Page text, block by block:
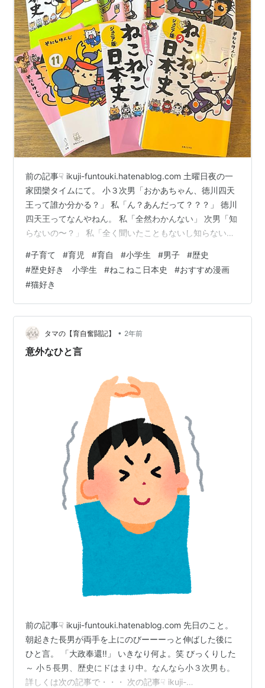
前の記事☟ ikuji-funtouki.hatenablog.com 土曜日夜の一
家団欒タイムにて。 小３次男「おかあちゃん、徳川四天
王って誰か分かる？」 私「ん？あんだって？？？」 徳川
四天王ってなんやねん。 私「全然わかんない」 次男「知
らないの〜？」 私「全く聞いたこともないし知らない
らないんだからっ」 そう。私は歴史が全く覚えられな
い。超苦手。 次男「酒井忠次、本多忠勝、榊原康政、井
伊直政の４人だよ」 私「あ、何人か名前聞いたことあ
る！何した人たちなの？」 次男「徳川家康のまわりにい
て強かった人たちだよ」 私「へぇーよく知ってるね。…
#子育て #育児 #育自 #小学生 #男子 #歴史
#歴史好き 小学生 #ねこねこ日本史 #おすすめ漫画
#猫好き
タマの【育自奮闘記】 • 2年前
意外なひと言
前の記事☟ ikuji-funtouki.hatenablog.com 先日のこと。
朝起きた長男が両手を上にのびーーーっと伸ばした後に
ひと言。 「大政奉還‼️」 いきなり何よ。笑 びっくりした
～ 小５長男、歴史にドはまり中。なんなら小３次男も。
詳しくは次の記事で・・・ 次の記事☟ ikuji-